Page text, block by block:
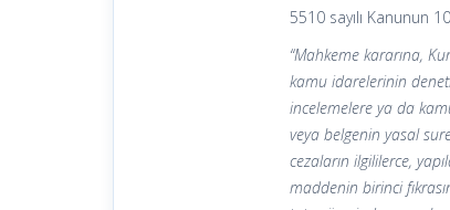
5510 sayılı Kanunun
“Mahkeme kararına,
kamu idarelerinin
incelemelere ya da
veya belgenin yasal
cezaların ilgililerce,
maddenin birinci